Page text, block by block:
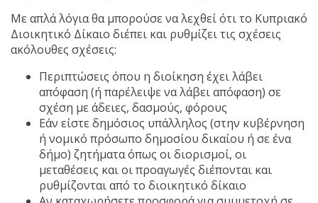
Με απλά λόγια θα μπορούσε να λεχθεί ότι το Κυπριακό
Διοικητικό Δίκαιο διέπει και ρυθμίζει τις σχέσεις
ακόλουθες σχέσεις:
Περιπτώσεις όπου η διοίκηση έχει λάβει
απόφαση (ή παρέλειψε να λάβει απόφαση) σε
σχέση με άδειες, δασμούς, φόρους
Εάν είστε δημόσιος υπάλληλος (στην κυβέρνηση
ή νομικό πρόσωπο δημοσίου δικαίου ή σε ένα
δήμο) ζητήματα όπως οι διορισμοί, οι
μεταθέσεις και οι προαγωγές διέπονται και
ρυθμίζονται από το διοικητικό δίκαιο